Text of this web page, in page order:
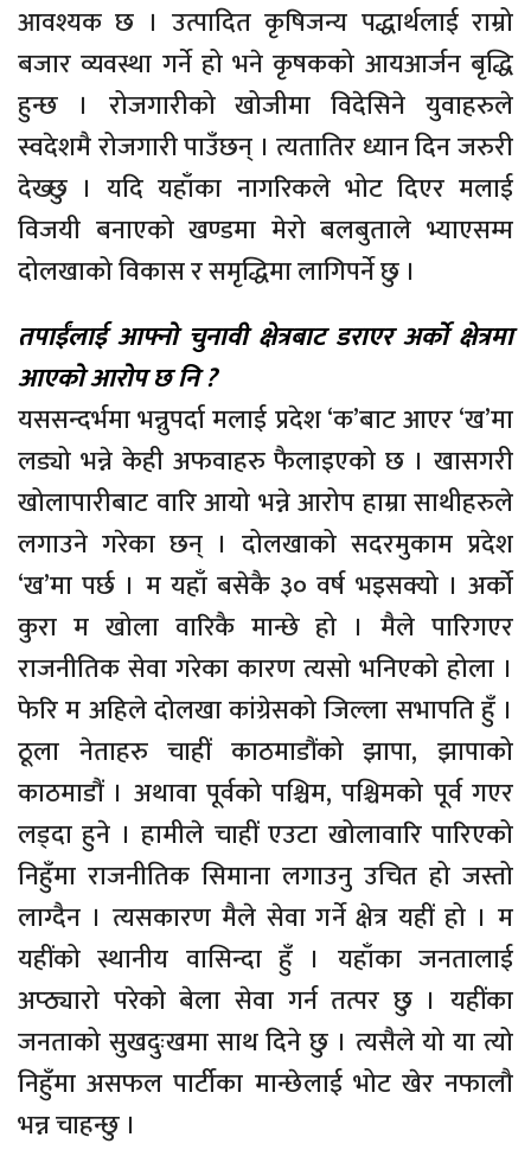
आवश्यक छ । उत्पादित कृषिजन्य पद्धार्थलाई राम्रो
बजार व्यवस्था गर्ने हो भने कृषकको आयआर्जन बृद्धि
हुन्छ । रोजगारीको खोजीमा विदेसिने युवाहरुले
स्वदेशमै रोजगारी पाउँछन् । त्यतातिर ध्यान दिन जरुरी
देख्छु । यदि यहाँका नागरिकले भोट दिएर मलाई
विजयी बनाएको खण्डमा मेरो बलबुताले भ्याएसम्म
दोलखाको विकास र समृद्धिमा लागिपर्ने छु ।
तपाईंलाई आफ्नो चुनावी क्षेत्रबाट डराएर अर्को क्षेत्रमा
आएको आरोप छ नि ?
यससन्दर्भमा भन्नुपर्दा मलाई प्रदेश ‘क’बाट आएर ‘ख’मा
लड्यो भन्ने केही अफवाहरु फैलाइएको छ । खासगरी
खोलापारीबाट वारि आयो भन्ने आरोप हाम्रा साथीहरुले
लगाउने गरेका छन् । दोलखाको सदरमुकाम प्रदेश
‘ख’मा पर्छ । म यहाँ बसेकै ३० वर्ष भइसक्यो । अर्को
कुरा म खोला वारिकै मान्छे हो । मैले पारिगएर
राजनीतिक सेवा गरेका कारण त्यसो भनिएको होला ।
फेरि म अहिले दोलखा कांग्रेसको जिल्ला सभापति हुँ ।
ठूला नेताहरु चाहीं काठमाडौंको झापा, झापाको
काठमाडौं । अथावा पूर्वको पश्चिम, पश्चिमको पूर्व गएर
लड्दा हुने । हामीले चाहीं एउटा खोलावारि पारिएको
निहुँमा राजनीतिक सिमाना लगाउनु उचित हो जस्तो
लाग्दैन । त्यसकारण मैले सेवा गर्ने क्षेत्र यहीं हो । म
यहींको स्थानीय वासिन्दा हुँ । यहाँका जनतालाई
अप्ठ्यारो परेको बेला सेवा गर्न तत्पर छु । यहींका
जनताको सुखदुःखमा साथ दिने छु । त्यसैले यो या त्यो
निहुँमा असफल पार्टीका मान्छेलाई भोट खेर नफालौ
भन्न चाहन्छु ।